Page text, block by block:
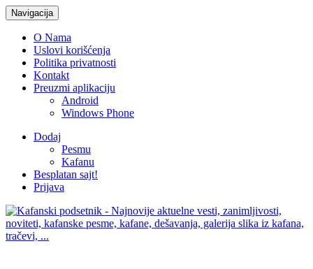
Navigacija
O Nama
Uslovi korišćenja
Politika privatnosti
Kontakt
Preuzmi aplikaciju
Android
Windows Phone
Dodaj
Pesmu
Kafanu
Besplatan sajt!
Prijava